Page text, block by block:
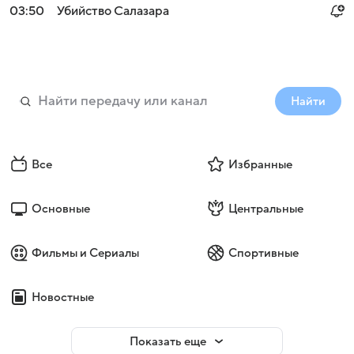
03:50
Убийство Салазара
Найти
Все Избранные
Основные Центральные
Фильмы и Сериалы Спортивные
Новостные
Показать еще